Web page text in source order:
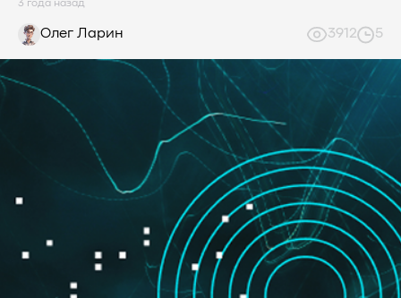
3 года назад
Олег Ларин 3912 5